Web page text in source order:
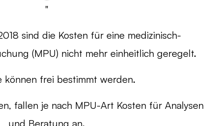
"
sind die Kosten für eine medizinisch-
(MPU) nicht mehr einheitlich geregelt.
können frei bestimmt werden.
fallen je nach MPU-Art Kosten für Analysen
und Beratung an.